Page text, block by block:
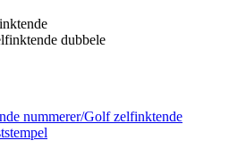
dubbele